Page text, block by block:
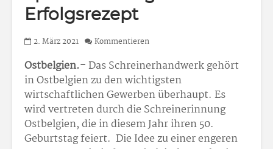
Erfolgsrezept
2. März 2021 Kommentieren
Ostbelgien.-Das Schreinerhandwerk gehört
in Ostbelgien zu den wichtigsten
wirtschaftlichen Gewerben überhaupt. Es
wird vertreten durch die Schreinerinnung
Ostbelgien, die in diesem Jahr ihren 50.
Geburtstag feiert. Die Idee zu einer engeren